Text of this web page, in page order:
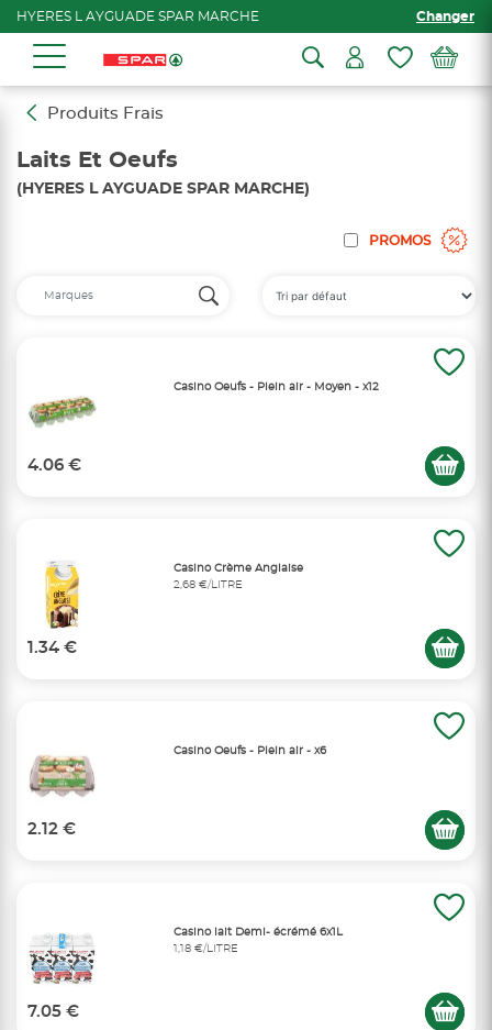
HYERES L AYGUADE SPAR MARCHE Changer
Produits Frais
Laits Et Oeufs
(HYERES L AYGUADE SPAR MARCHE)
PROMOS
Casino Oeufs - Plein air - Moyen - x12
4.06 €
Casino Crème Anglaise
2,68 €/LITRE
1.34 €
Casino Oeufs - Plein air - x6
2.12 €
Casino lait Demi- écrémé 6x1L
1,18 €/LITRE
7.05 €